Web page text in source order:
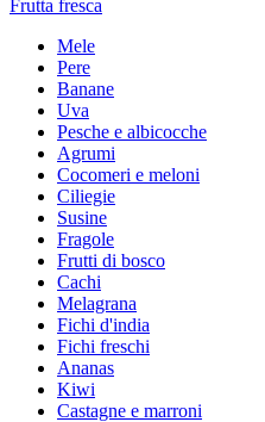
Frutta fresca
Mele
Pere
Banane
Uva
Pesche e albicocche
Agrumi
Cocomeri e meloni
Ciliegie
Susine
Fragole
Frutti di bosco
Cachi
Melagrana
Fichi d'india
Fichi freschi
Ananas
Kiwi
Castagne e marroni